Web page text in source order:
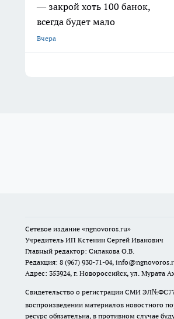
— закрой хоть 100 банок,
всегда будет мало
Вчера
Сетевое издание «ngnovoros.ru»
Учредитель ИП Кстенин Сергей Иванович
Главный редактор: Силакова О.В.
Редакция: 8 (967) 930-71-04,
Адрес: 353924, г. Новороссийск, ул. Мурата
Свидетельство о регистрации СМИ
воспроизведении материалов новостного
ресурс обязательна, в противном случае